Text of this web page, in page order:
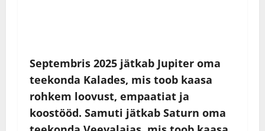
Septembris 2025 jätkab Jupiter oma
teekonda Kalades, mis toob kaasa
rohkem loovust, empaatiat ja
koostööd. Samuti jätkab Saturn oma